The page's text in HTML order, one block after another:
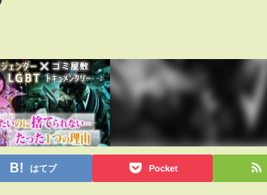
はてブ Pocket